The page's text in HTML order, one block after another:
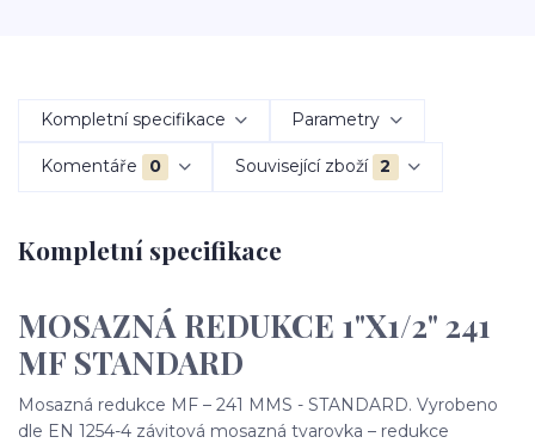
Kompletní specifikace Parametry
Komentáře 0 Související zboží 2
Kompletní specifikace
MOSAZNÁ REDUKCE 1"X1/2" 241
MF STANDARD
Mosazná redukce MF – 241 MMS - STANDARD. Vyrobeno
dle EN 1254-4 závitová mosazná tvarovka – redukce